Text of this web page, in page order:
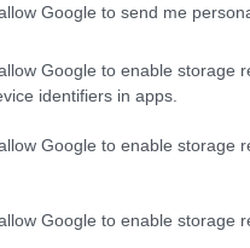
Google to send me
Google to enable storage
identifiers in apps.
Google to enable storage
Google to enable storage
piacon. Mondhatni,
stratégiát építve
ellenére is hisz a
mérete már régen